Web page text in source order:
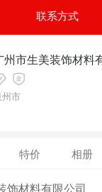
联系方式
州市生美装饰材料
州市
特价 相册
饰材料有限公司